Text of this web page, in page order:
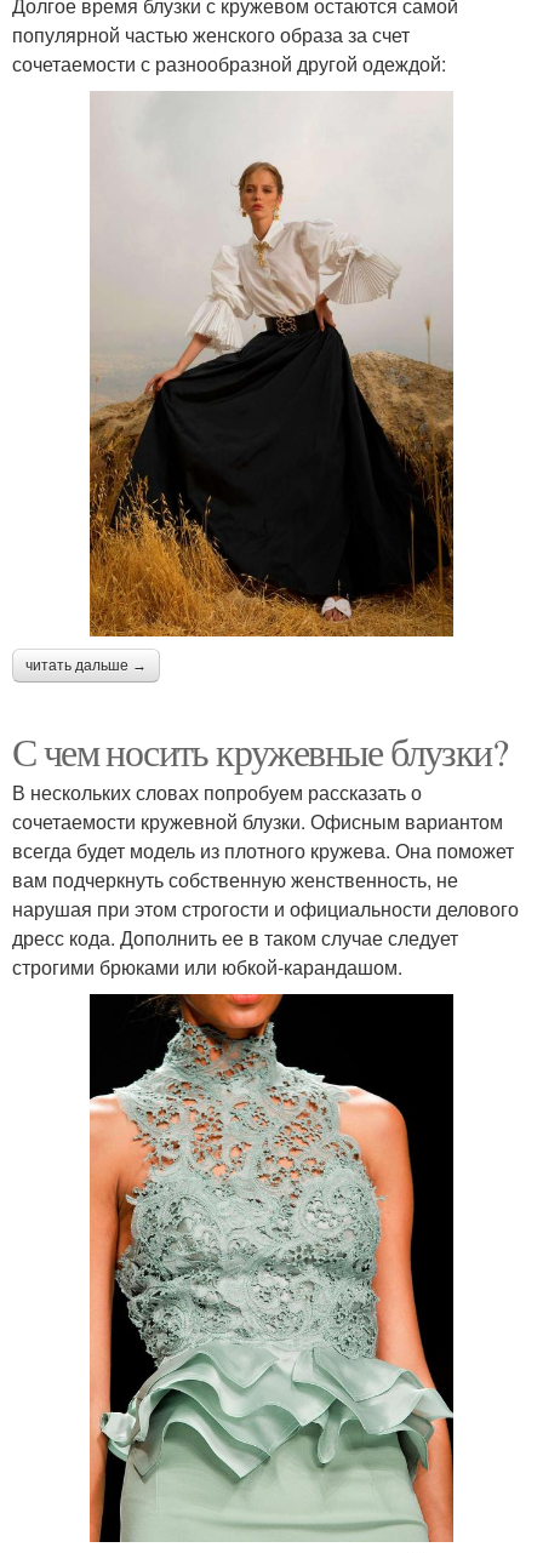
Долгое время блузки с кружевом остаются самой
популярной частью женского образа за счет
сочетаемости с разнообразной другой одеждой:
читать дальше →
С чем носить кружевные блузки?
В нескольких словах попробуем рассказать о
сочетаемости кружевной блузки. Офисным вариантом
всегда будет модель из плотного кружева. Она поможет
вам подчеркнуть собственную женственность, не
нарушая при этом строгости и официальности делового
дресс кода. Дополнить ее в таком случае следует
строгими брюками или юбкой-карандашом.